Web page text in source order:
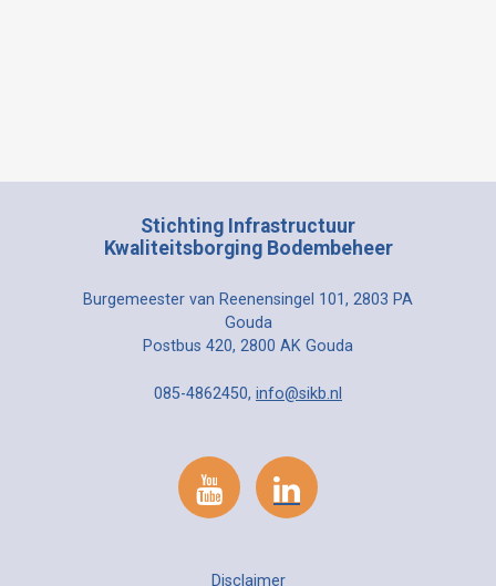
Stichting Infrastructuur
Kwaliteitsborging Bodembeheer
Burgemeester van Reenensingel 101, 2803 PA
Gouda
Postbus 420, 2800 AK Gouda
085-4862450, info@sikb.nl
Disclaimer